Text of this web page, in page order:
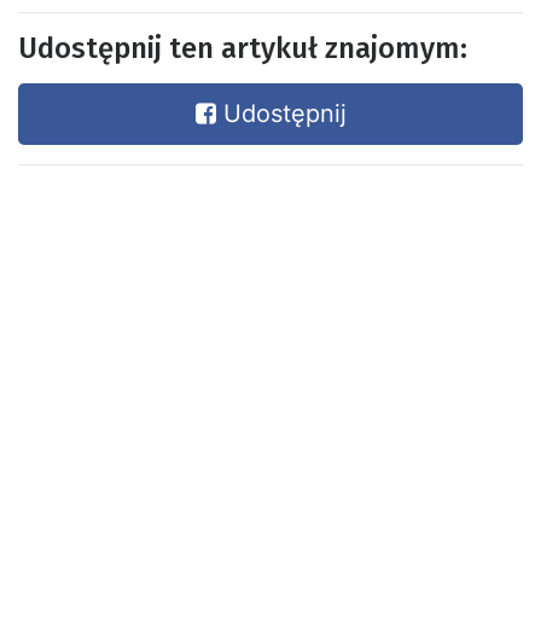
Udostępnij ten artykuł znajomym:
Udostępnij